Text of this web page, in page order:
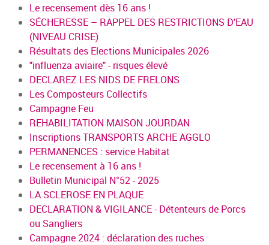
Le recensement dès 16 ans !
SÉCHERESSE – RAPPEL DES RESTRICTIONS D'EAU
(NIVEAU CRISE)
Résultats des Elections Municipales 2026
"influenza aviaire" - risques élevé
DECLAREZ LES NIDS DE FRELONS
Les Composteurs Collectifs
Campagne Feu
REHABILITATION MAISON JOURDAN
Inscriptions TRANSPORTS ARCHE AGGLO
PERMANENCES : service Habitat
Le recensement à 16 ans !
Bulletin Municipal N°52 - 2025
LA SCLEROSE EN PLAQUE
DECLARATION & VIGILANCE - Détenteurs de Porcs
ou Sangliers
Campagne 2024 : déclaration des ruches